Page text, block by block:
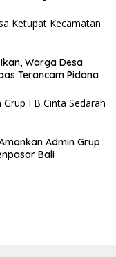
Warga Desa
Terancam Pidana
Admin Grup
Bali